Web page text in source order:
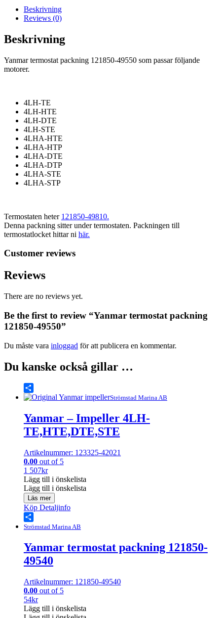
Beskrivning
Reviews (0)
Beskrivning
Yanmar termostat packning 121850-49550 som passar följande
motorer.
4LH-TE
4LH-HTE
4LH-DTE
4LH-STE
4LHA-HTE
4LHA-HTP
4LHA-DTE
4LHA-DTP
4LHA-STE
4LHA-STP
Termostaten heter 121850-49810.
Denna packning sitter under termostaten. Packningen till
termostatlocket hittar ni här.
Customer reviews
Reviews
There are no reviews yet.
Be the first to review “Yanmar termostat packning
121850-49550”
Du måste vara inloggad för att publicera en kommentar.
Du kanske också gillar …
Share Strömstad Marina AB
Yanmar – Impeller 4LH-
TE,HTE,DTE,STE
Artikelnummer: 123325-42021
0.00 out of 5
1 507kr
Lägg till i önskelista
Lägg till i önskelista
Läs mer
Köp Detaljinfo
Share
Strömstad Marina AB
Yanmar termostat packning 121850-
49540
Artikelnummer: 121850-49540
0.00 out of 5
54kr
Lägg till i önskelista